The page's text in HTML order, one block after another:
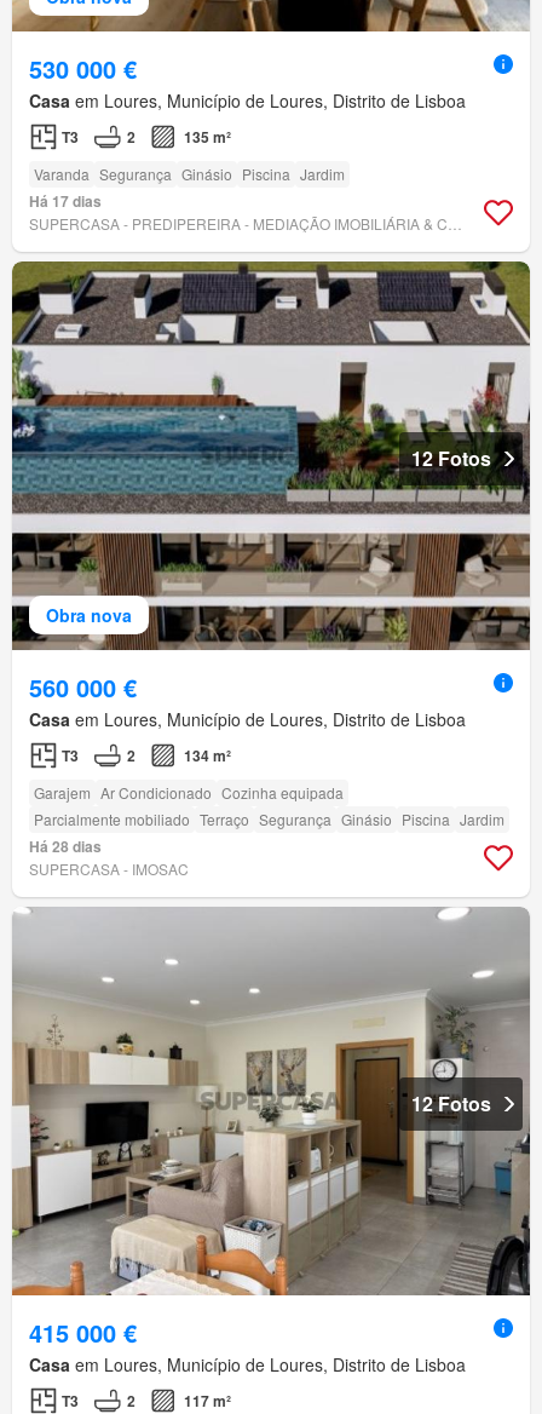
530 000 €
Casa em Loures, Município de Loures, Distrito de Lisboa
T3 2 135 m²
Varanda Segurança Ginásio Piscina Jardim
Há 17 dias
Obra nova
12 Fotos
560 000 €
Casa em Loures, Município de Loures, Distrito de Lisboa
T3 2 134 m²
Garajem Ar Condicionado Cozinha equipada
Parcialmente mobiliado Terraço Segurança Ginásio Piscina Jardim
Há 28 dias
SUPERCASA - IMOSAC
12 Fotos
415 000 €
Casa em Loures, Município de Loures, Distrito de Lisboa
T3 2 117 m²